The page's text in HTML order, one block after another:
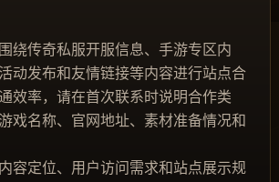
绕传奇私服开服信息、手游专区内
动发布和友情链接等内容进行站点合
效率，请在首次联系时说明合作类
戏名称、官网地址、素材准备情况和
容定位、用户访问需求和站点展示规